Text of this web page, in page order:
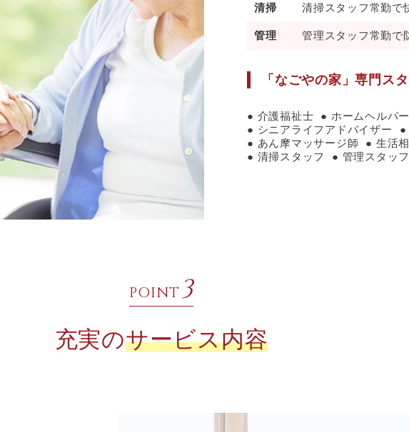
清掃 清掃スタッフ常勤で
管理 管理スタッフ常勤で
「なごやの家」専門ス
介護福祉士
ホームヘルパ
シニアライフアドバイザー
あん摩マッサージ師
生活
清掃スタッフ
管理スタッフ
POINT3
充実のサービス内容